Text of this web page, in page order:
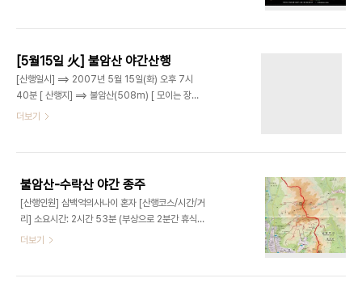
해 설치되었겠지만, 자연은 자연 그대루가 아름다운
거 이거 요셉피아 형수님이 보면 ㅋㅋ 떨린다 떨려
~~ 배경이 ㅎㅎ 손각대루 향기누나 한장. 나름 잘 나
온듯. 와~~~~~우 불쇼
[5월15일 火] 불암산 야간산행
[산행일시] ==> 2007년 5월 15일(화) 오후 7시
40분 [ 산행지] ==> 불암산(508m) [ 모이는 장소]
==> 상계역 1번출구에서 모임 [ 산행코스 ] 불암산공
자] 5명 삼백억의사나이(조경호) 포즈(소선미)
더보기
불암산-수락산 야간 종주
[산행인원] 삼백억의사나이 혼자 [산행코스/시간/거
리] 소요시간: 2시간 53분 (부상으로 2분간 휴식+
3분간 알바+사진 찍는 시간 포함) 8:13분 시작
더보기